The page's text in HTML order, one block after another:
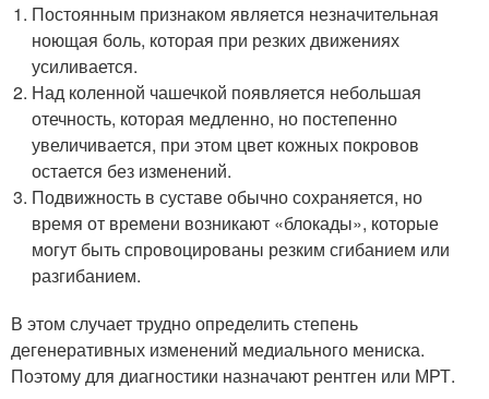
Постоянным признаком является незначительная
ноющая боль, которая при резких движениях
усиливается.
Над коленной чашечкой появляется небольшая
отечность, которая медленно, но постепенно
увеличивается, при этом цвет кожных покровов
остается без изменений.
Подвижность в суставе обычно сохраняется, но
время от времени возникают «блокады», которые
могут быть спровоцированы резким сгибанием или
разгибанием.
В этом случает трудно определить степень
дегенеративных изменений медиального мениска.
Поэтому для диагностики назначают рентген или МРТ.